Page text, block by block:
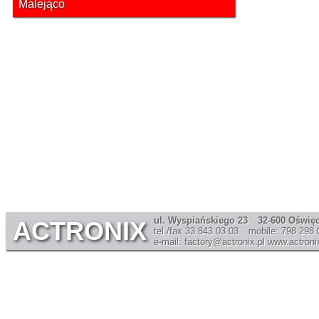
Malejąco
ACTRONIX
ul. Wyspiańskiego 23
tel./fax 33 843 03 03
e-mail: factory@actronix.pl
32-600
mobile: 798 298